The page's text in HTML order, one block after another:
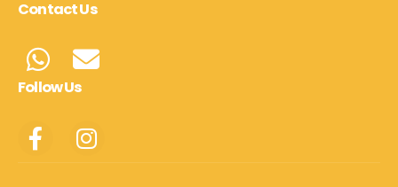
Contact Us
Follow Us